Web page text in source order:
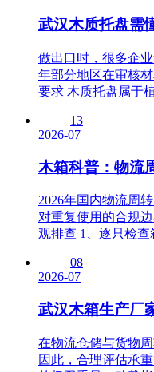
武汉木质托盘需
做出口时，很多企
年部分地区在审核
要求 木质托盘属于
13
2026-07
木箱科普：物流
2026年国内物流周
对重复使用的合规
观排查 1、逐只检
08
2026-07
武汉木箱生产厂
在物流仓储与货物
因此，合理评估承